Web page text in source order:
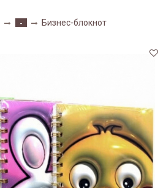
- Бизнес-блокнот